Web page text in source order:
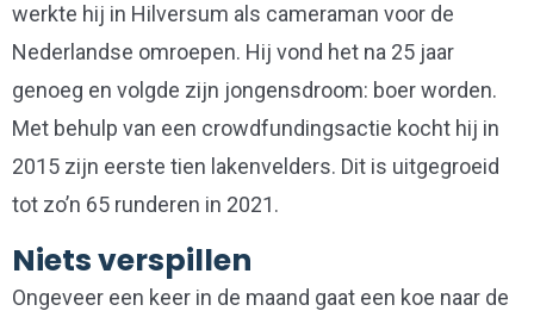
werkte hij in Hilversum als cameraman voor de
Nederlandse omroepen. Hij vond het na 25 jaar
genoeg en volgde zijn jongensdroom: boer worden.
Met behulp van een crowdfundingsactie kocht hij in
2015 zijn eerste tien lakenvelders. Dit is uitgegroeid
tot zo’n 65 runderen in 2021.
Niets verspillen
Ongeveer een keer in de maand gaat een koe naar de